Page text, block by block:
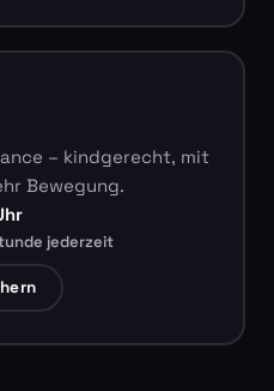
– kindgerecht, mit
Bewegung.
jederzeit